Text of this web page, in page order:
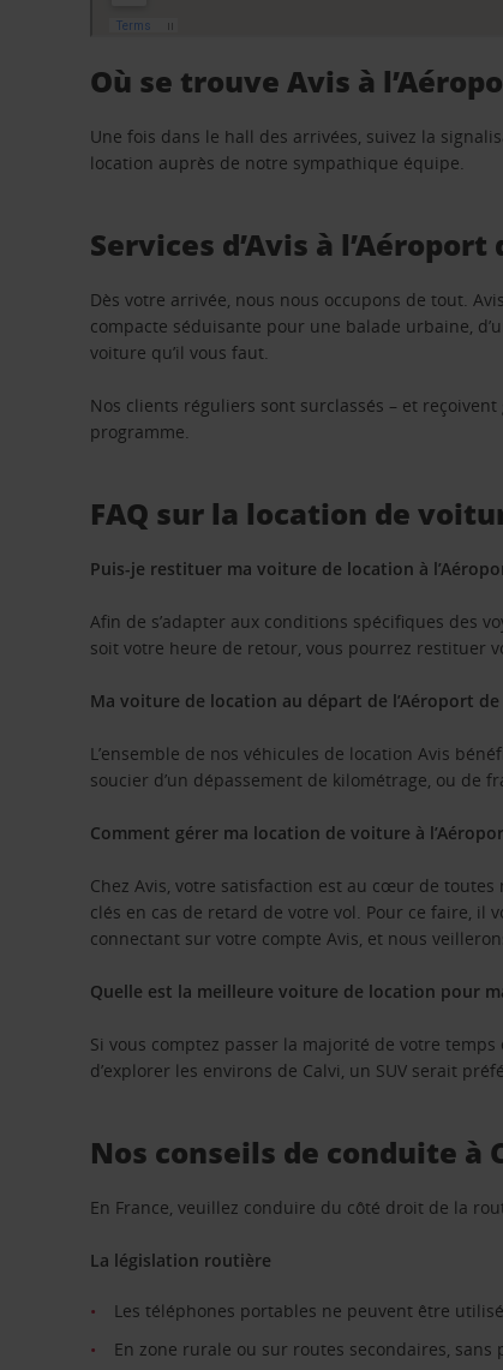
Où se trouve Avis à
Une fois dans le hall des arrivées, suivez la
location auprès de notre sympathique équipe.
Services d’Avis à
Dès votre arrivée, nous nous occupons de tout.
compacte séduisante pour une balade urbaine,
voiture qu’il vous faut.
Nos clients réguliers sont surclassés – et
programme.
FAQ sur la location de
Puis-je restituer ma voiture de location à
Afin de s’adapter aux conditions spécifiques des
soit votre heure de retour, vous pourrez restituer
Ma voiture de location au départ de l’Aéroport
L’ensemble de nos véhicules de location Avis
soucier d’un dépassement de kilométrage, ou de
Comment gérer ma location de voiture à
Chez Avis, votre satisfaction est au cœur de
clés en cas de retard de votre vol. Pour ce faire, il
connectant sur votre compte Avis, et nous
Quelle est la meilleure voiture de location pour
Si vous comptez passer la majorité de votre
d’explorer les environs de Calvi, un SUV serait
Nos conseils de conduite à
En France, veuillez conduire du côté droit de la
La législation routière
Les téléphones portables ne peuvent être
En zone rurale ou sur routes secondaires,